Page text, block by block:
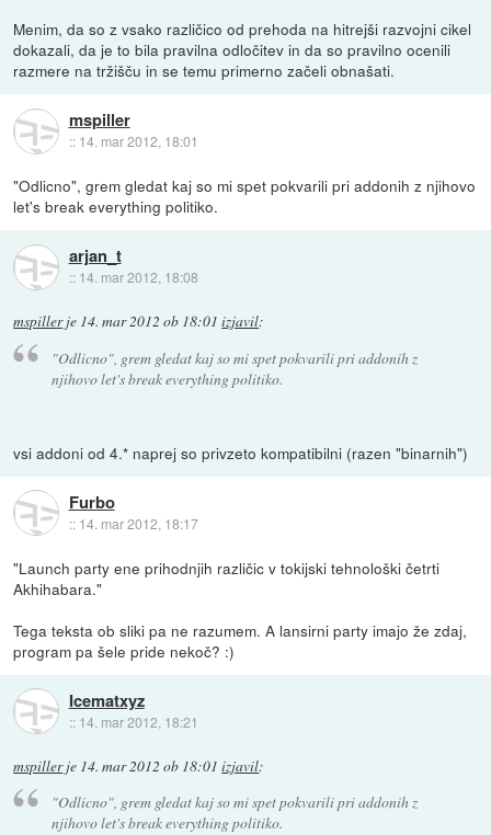
Menim, da so z vsako različico od prehoda na hitrejši razvojni cikel
dokazali, da je to bila pravilna odločitev in da so pravilno ocenili
razmere na tržišču in se temu primerno začeli obnašati.
mspiller
:: 14. mar 2012, 18:01
"Odlicno", grem gledat kaj so mi spet pokvarili pri addonih z njihovo
let's break everything politiko.
arjan_t
:: 14. mar 2012, 18:08
mspillerje 14. mar 2012 ob 18:01 izjavil:
"Odlicno", grem gledat kaj so mi spet pokvarili pri addonih z
njihovo let's break everything politiko.
vsi addoni od 4.* naprej so privzeto kompatibilni (razen "binarnih")
Furbo
:: 14. mar 2012, 18:17
"Launch party ene prihodnjih različic v tokijski tehnološki četrti
Akhihabara."
Tega teksta ob sliki pa ne razumem. A lansirni party imajo že zdaj,
program pa šele pride nekoč? :)
Icematxyz
:: 14. mar 2012, 18:21
mspillerje 14. mar 2012 ob 18:01 izjavil:
"Odlicno", grem gledat kaj so mi spet pokvarili pri addonih z
njihovo let's break everything politiko.